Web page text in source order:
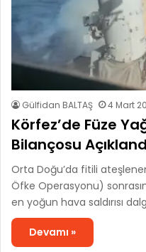
Gülfidan BALTAŞ 4 Mart
Körfez’de Füze
Bilançosu
Orta Doğu’da fitili
Öfke Operasyonu)
en yoğun hava saldırısı
Devamı »